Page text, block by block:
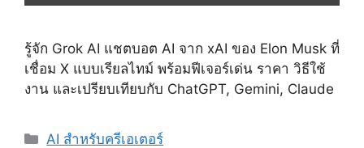
รู้จัก Grok AI แชตบอต AI จาก xAI ของ Elon Musk ที่
เชื่อม X แบบเรียลไทม์ พร้อมฟีเจอร์เด่น ราคา วิธีใช้
งาน และเปรียบเทียบกับ ChatGPT, Gemini, Claude
Categories
AI สำหรับครีเอเตอร์